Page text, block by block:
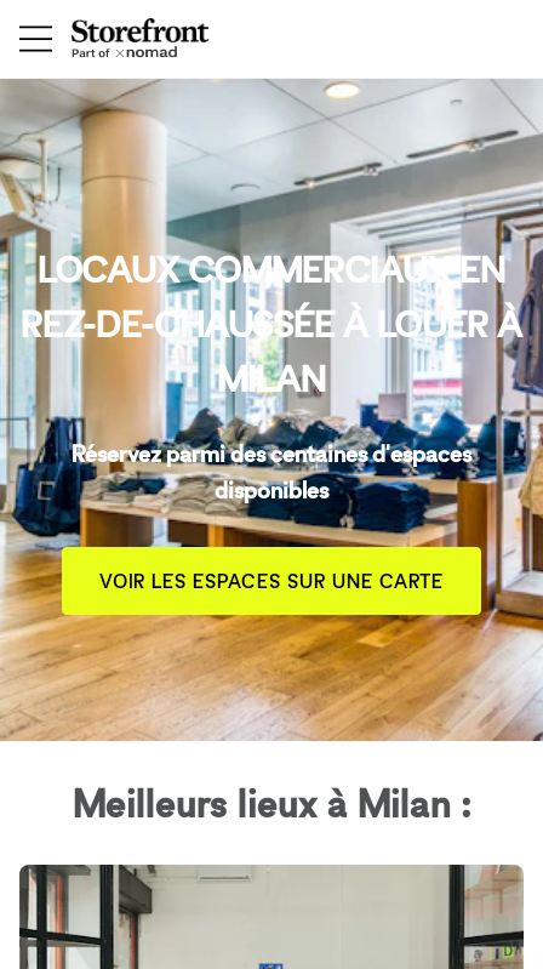
LOCAUX COMMERCIAUX EN
REZ-DE-CHAUSSÉE À LOUER À
MILAN
Réservez parmi des centaines d'espaces
disponibles
VOIR LES ESPACES SUR UNE CARTE
Meilleurs lieux à Milan :